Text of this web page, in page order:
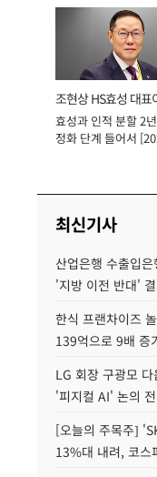
조현상 HS효성 대표
장
효성과 인적 분할 2
정화 단계 들어서
최신기사
산업은행 수출입
'지방 이전 반대'
한식 프랜차이즈
139억으로 9배 증
LG 회장 구광모
'피지컬 AI' 논의
[오늘의 주목주]
13%대 내려, 코스